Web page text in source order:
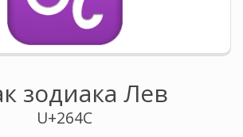
зодиака Лев
U+264C